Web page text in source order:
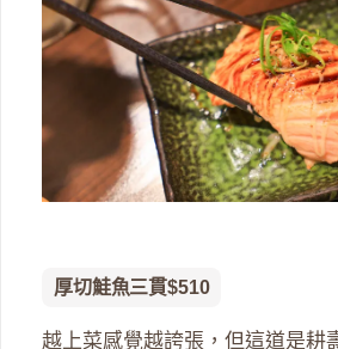
厚切鮭魚三貫$510
越上菜感覺越誇張，但這道是耕